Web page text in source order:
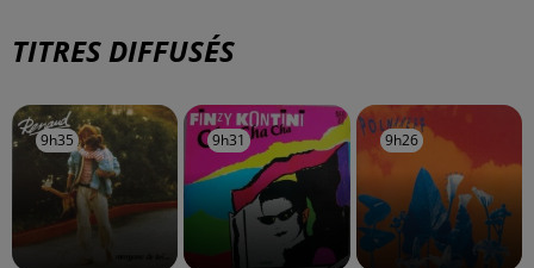
TITRES DIFFUSÉS
9h35
9h35 9h31
9h31 9h26
9h26